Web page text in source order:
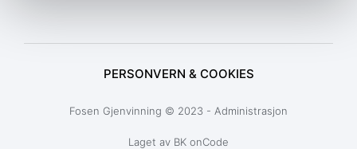
PERSONVERN & COOKIES
Fosen Gjenvinning © 2023 - Administrasjon
Laget av BK onCode